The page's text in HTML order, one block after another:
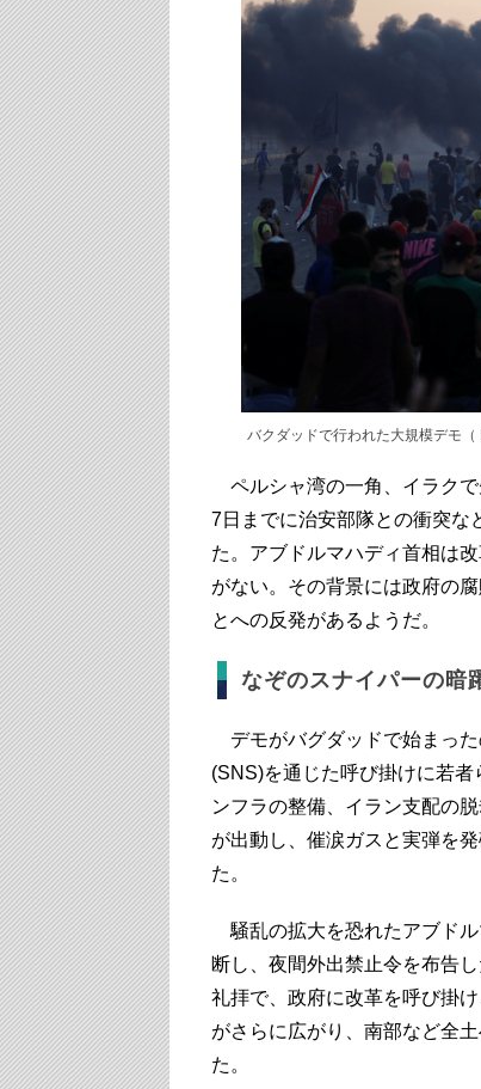
バクダッドで行われた大規模デモ（
ペルシャ湾の一角、イラクで
7日までに治安部隊との衝突な
た。アブドルマハディ首相は
がない。その背景には政府の
とへの反発があるようだ。
なぞのスナイパーの暗
デモがバグダッドで始まっ
(SNS)を通じた呼び掛けに若
ンフラの整備、イラン支配の
が出動し、催涙ガスと実弾を
た。
騒乱の拡大を恐れたアブドル
断し、夜間外出禁止令を布告
礼拝で、政府に改革を呼び掛
がさらに広がり、南部など全
た。